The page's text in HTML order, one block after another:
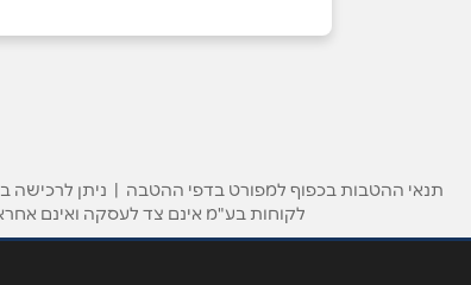
טלפון*
תנאי ההטבות בכפוף למפורט בדפי ההטבה | ניתן לרכישה
לקוחות בע"מ אינם צד לעסקה ואינם